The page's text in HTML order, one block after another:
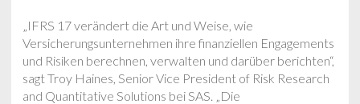
„IFRS 17 verändert die Art und Weise, wie
Versicherungsunternehmen ihre finanziellen Engagements
und Risiken berechnen, verwalten und darüber berichten“,
sagt Troy Haines, Senior Vice President of Risk Research
and Quantitative Solutions bei SAS. „Die